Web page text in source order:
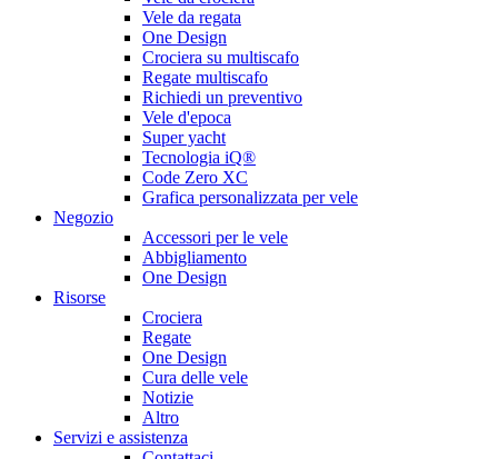
Vele da regata
One Design
Crociera su multiscafo
Regate multiscafo
Richiedi un preventivo
Vele d'epoca
Super yacht
Tecnologia iQ®
Code Zero XC
Grafica personalizzata per vele
Negozio
Accessori per le vele
Abbigliamento
One Design
Risorse
Crociera
Regate
One Design
Cura delle vele
Notizie
Altro
Servizi e assistenza